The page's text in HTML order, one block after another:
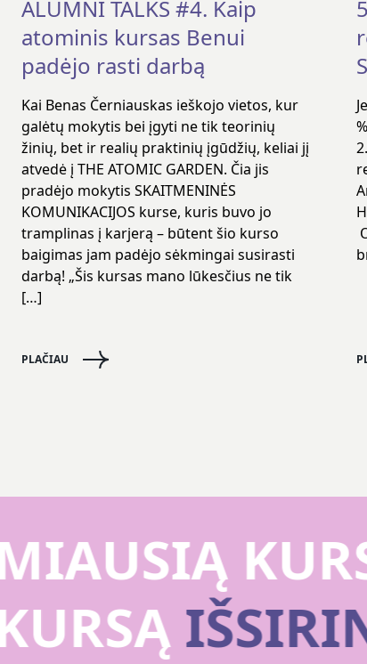
ALUMNI TALKS #4. Kaip
atominis kursas Benui
padėjo rasti darbą
Kai Benas Černiauskas ieškojo vietos, kur
galėtų mokytis bei įgyti ne tik teorinių
žinių, bet ir realių praktinių įgūdžių, keliai jį
atvedė į THE ATOMIC GARDEN. Čia jis
pradėjo mokytis SKAITMENINĖS
KOMUNIKACIJOS kurse, kuris buvo jo
tramplinas į karjerą – būtent šio kurso
baigimas jam padėjo sėkmingai susirasti
darbą! „Šis kursas mano lūkesčius ne tik
[…]
PLAČIAU